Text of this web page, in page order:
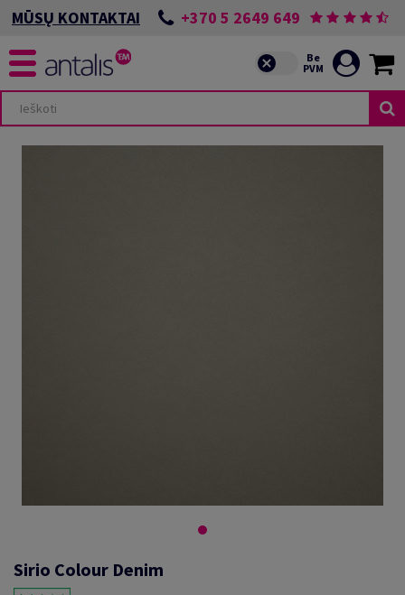
MŪSŲ KONTAKTAI +370 5 2649 649
Sirio Colour Denim